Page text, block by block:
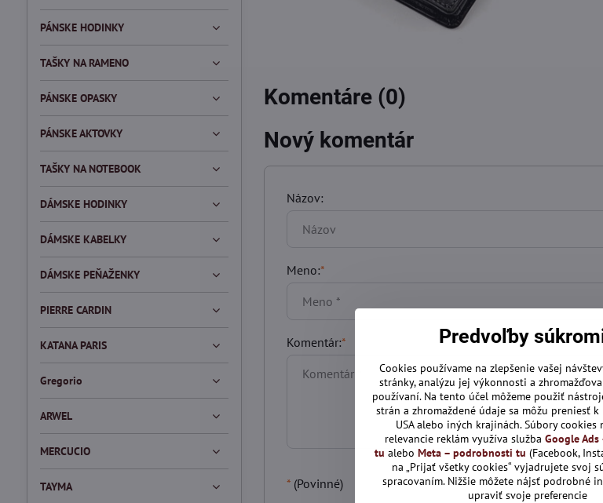
Komentáre (0)
Nový komentár
Názov:
Meno:*
Komentár:*
* (Povinné)
PÁNSKE HODINKY
TAŠKY NA RAMENO
PÁNSKE OPASKY
PÁNSKE AKTOVKY
TAŠKY NA NOTEBOOK
DÁMSKE HODINKY
DÁMSKE KABELKY
DÁMSKE PEŇAŽENKY
PIERRE CARDIN
KATANA PARIS
Gregorio
ARWEL
MERCUCIO
TAYMA
Predvoľby
Cookies používame na zlepšenie vašej
stránky, analýzu jej výkonnosti a
používaní. Na tento účel môžeme použiť
strán a zhromaždené údaje sa môžu preniesť k
USA alebo iných krajinách. Súbory cookies
relevancie reklám využíva služba Google
tu alebo Meta – podrobnosti tu (Facebook,
na „Prijať všetky cookies“ vyjadrujete svoj
spracovaním. Nižšie môžete nájsť podrobné
upraviť svoje preferencie